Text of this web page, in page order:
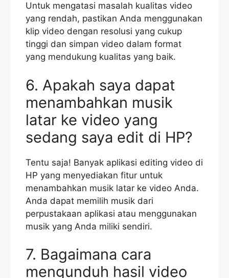
Untuk mengatasi masalah kualitas video
yang rendah, pastikan Anda menggunakan
klip video dengan resolusi yang cukup
tinggi dan simpan video dalam format
yang mendukung kualitas yang baik.
6. Apakah saya dapat
menambahkan musik
latar ke video yang
sedang saya edit di HP?
Tentu saja! Banyak aplikasi editing video di
HP yang menyediakan fitur untuk
menambahkan musik latar ke video Anda.
Anda dapat memilih musik dari
perpustakaan aplikasi atau menggunakan
musik yang Anda miliki sendiri.
7. Bagaimana cara
mengunduh hasil video